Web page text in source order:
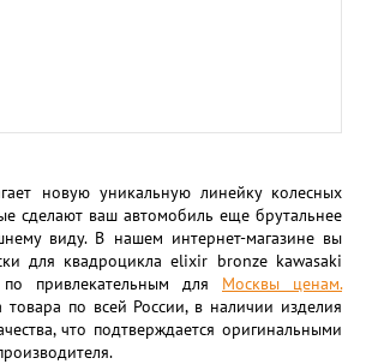
новую уникальную линейку колесных
сделают ваш автомобиль еще брутальнее
виду. В нашем интернет-магазине вы
для квадроцикла elixir bronze kawasaki
привлекательным для Москвы ценам.
товара по всей России, в наличии изделия
что подтверждается оригинальными